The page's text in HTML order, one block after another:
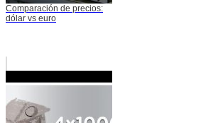
Comparación de precios:
dólar vs euro